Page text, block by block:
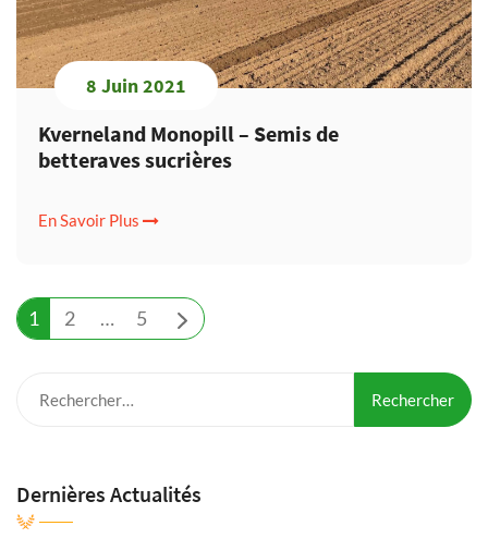
8 Juin 2021
Kverneland Monopill – Semis de
betteraves sucrières
En Savoir Plus
Navigation
articles
1 2 … 5
Dernières Actualités